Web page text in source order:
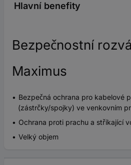
Hlavní benefity
Bezpečnostní
Maximus
Bezpečná ochrana pro kabelové
(zástrčky/spojky) ve venkovním
Ochrana proti prachu a stříkající
Velký objem